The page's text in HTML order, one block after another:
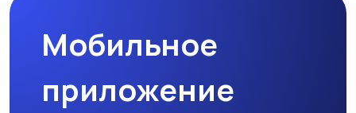
Столы и стулья Текстиль и ковры
Мобильное
приложение